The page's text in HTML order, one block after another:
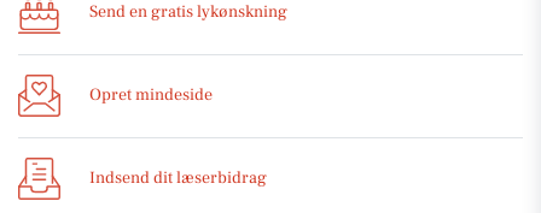
Send en gratis lykønskning
Opret mindeside
Indsend dit læserbidrag